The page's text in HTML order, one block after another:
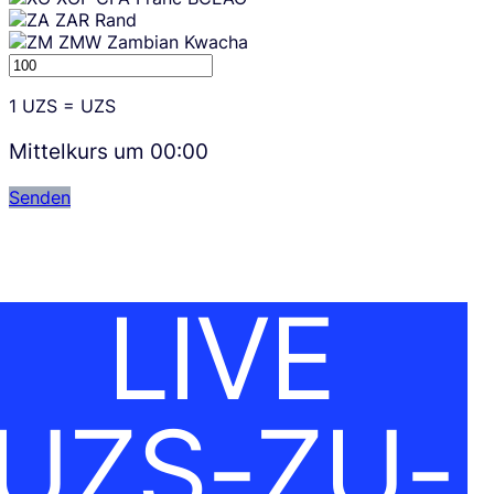
ZAR Rand
ZMW Zambian Kwacha
1 UZS = UZS
Mittelkurs um 00:00
Senden
LIVE